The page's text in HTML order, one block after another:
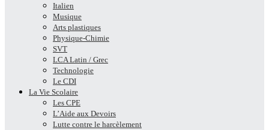
Italien
Musique
Arts plastiques
Physique-Chimie
SVT
LCA Latin / Grec
Technologie
Le CDI
La Vie Scolaire
Les CPE
L’Aide aux Devoirs
Lutte contre le harcèlement